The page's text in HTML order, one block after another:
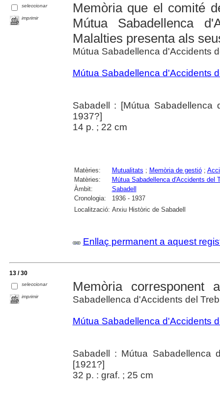
seleccionar
imprimir
Memòria que el comité
Mútua Sabadellenca
Malalties presenta als
Mútua Sabadellenca d'Accidents
Mútua Sabadellenca d'Accidents
Sabadell : [Mútua Sabadellenca
1937?]
14 p. ; 22 cm
Matèries: Mutualitats ; Memòria de gestió;
Matèries:
Mútua Sabadellenca d'Accidents del
Àmbit:
Sabadell
Cronologia:
1936 - 1937
Localització: Arxiu Històric de Sabadell
Enllaç permanent a aquest
13 / 30
seleccionar
imprimir
Memòria corresponent
Sabadellenca d'Accidents del
Mútua Sabadellenca d'Accidents
Sabadell : Mútua Sabadellenca
[1921?]
32 p. : graf. ; 25 cm